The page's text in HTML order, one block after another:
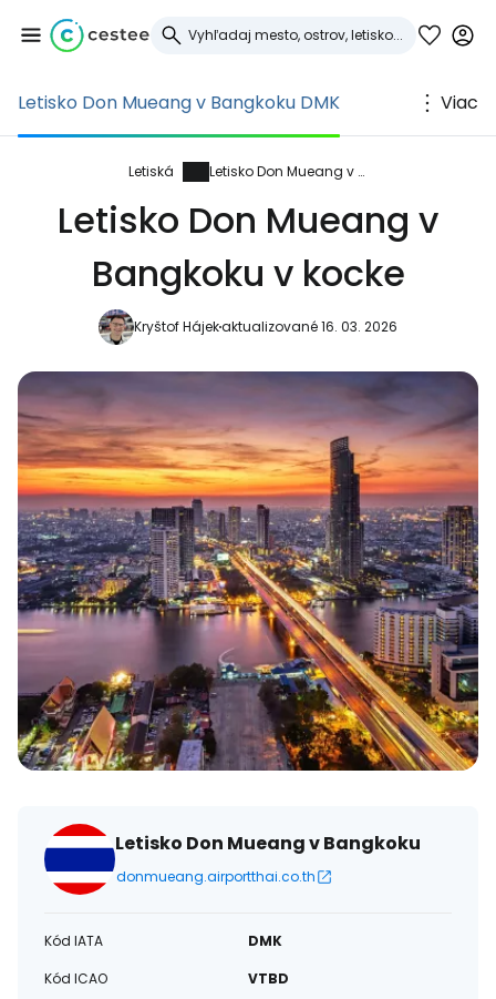
Letisko Don Mueang v Bangkoku DMK Viac
Letiská Letisko Don Mueang v Bangkoku
Letisko Don Mueang v
Bangkoku v kocke
Kryštof Hájekaktualizované 16. 03. 2026
Letisko Don Mueang v Bangkoku
donmueang.airportthai.co.th
Kód IATA
DMK
Kód ICAO
VTBD
Prihláste sa do
služby Cestee
... celosvetovej komunity cestovateľov
Pokračovať so službou Google
Pokračovať na Facebooku
Pokračovať s e-mailom